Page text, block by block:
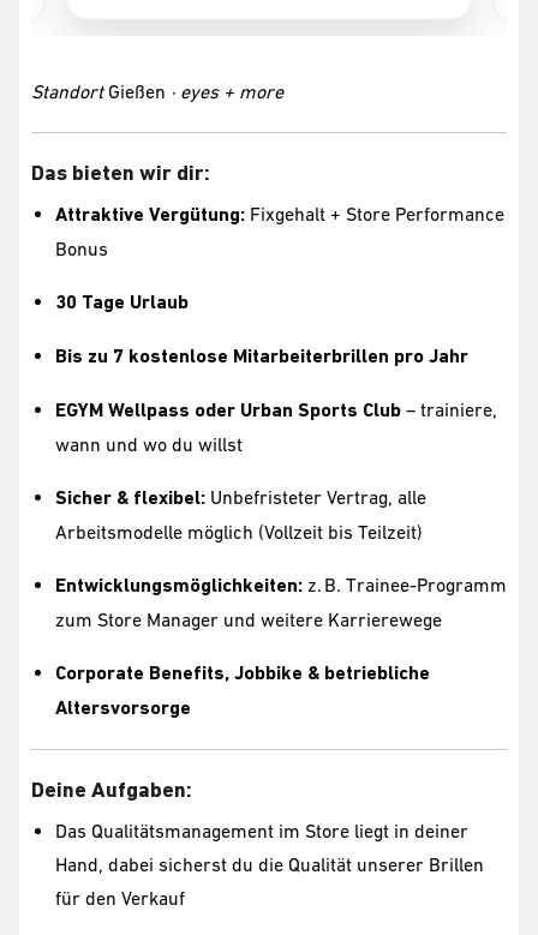
Standort Gießen · eyes + more
Das bieten wir dir:
Attraktive Vergütung: Fixgehalt + Store Performance
Bonus
30 Tage Urlaub
Bis zu 7 kostenlose Mitarbeiterbrillen pro Jahr
EGYM Wellpass oder Urban Sports Club – trainiere,
wann und wo du willst
Sicher & flexibel: Unbefristeter Vertrag, alle
Arbeitsmodelle möglich (Vollzeit bis Teilzeit)
Entwicklungsmöglichkeiten: z. B. Trainee-Programm
zum Store Manager und weitere Karrierewege
Corporate Benefits, Jobbike & betriebliche
Altersvorsorge
Deine Aufgaben:
Das Qualitätsmanagement im Store liegt in deiner
Hand, dabei sicherst du die Qualität unserer Brillen
für den Verkauf